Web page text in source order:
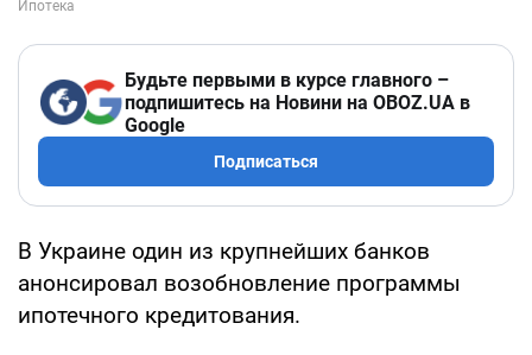
Будьте первыми в курсе главного –
подпишитесь на Новини на OBOZ.UA в
Google
Подписаться
В Украине один из крупнейших банков
анонсировал возобновление программы
ипотечного кредитования.